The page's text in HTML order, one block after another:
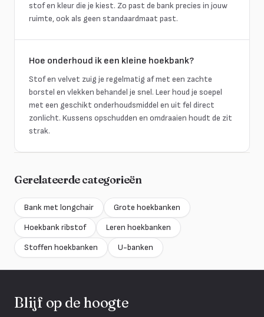
stof en kleur die je kiest. Zo past de bank precies in jouw
ruimte, ook als geen standaardmaat past.
Hoe onderhoud ik een kleine hoekbank?
Stof en velvet zuig je regelmatig af met een zachte
borstel en vlekken behandel je snel. Leer houd je soepel
met een geschikt onderhoudsmiddel en uit fel direct
zonlicht. Kussens opschudden en omdraaien houdt de zit
strak.
Gerelateerde categorieën
Bank met longchair
Grote hoekbanken
Hoekbank ribstof
Leren hoekbanken
Stoffen hoekbanken
U-banken
Blijf op de hoogte